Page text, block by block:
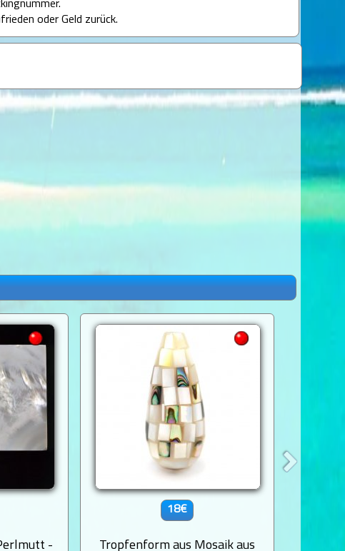
oder Geld zurück.
-
18€
Tropfenform aus Mosaik aus